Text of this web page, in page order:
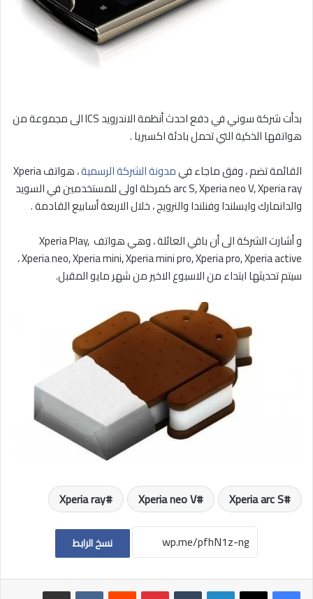
بدأت شركة سوني في دفع احدث أنظمة الاندرويد ICS الى مجموعة من
هواتفها الذكية التي تحمل بادئة اكسبريا .
القائمة تضم ، وفق ماجاء فيمدونة الشركة الرسمية
، هواتف Xperia
arc S, Xperia neo V, Xperia ray كمرحلة اولى للمستخدمين في السويد
والدانمارك وايسلندا وفنلندا والنرويج ، خلال الاربعة أسابيع القادمة .
و أشارت الشركة الى أن باقي العائلة ، وهي هواتف Xperia Play,
Xperia neo, Xperia mini, Xperia mini pro, Xperia pro, Xperia active ،
سيتم تحديثها ابتداء من الاسبوع الاخير من شهر مايو المقبل.
Xperia arc S
Xperia neo V
Xperia ray
نسخ الرابط
لينكدإن بينتيريست مشاركة عبر البريد